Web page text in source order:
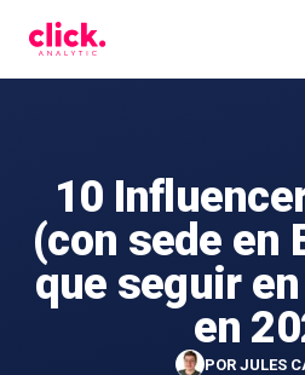
Funcionalidades
Herramientas
gratuitas
10
(con sede en
que seguir
en
POR JULES